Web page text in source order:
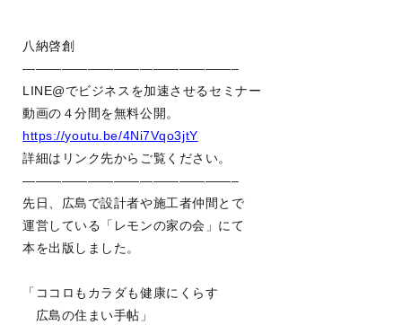
八納啓創
————————————————–
LINE@でビジネスを加速させるセミナー
動画の４分間を無料公開。
https://youtu.be/4Ni7Vqo3jtY
詳細はリンク先からご覧ください。
————————————————–
先日、広島で設計者や施工者仲間とで
運営している「レモンの家の会」にて
本を出版しました。
「ココロもカラダも健康にくらす
広島の住まい手帖」